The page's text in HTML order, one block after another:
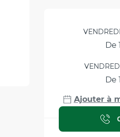
VENDREDI
De
VENDREDI
De
Ajouter à